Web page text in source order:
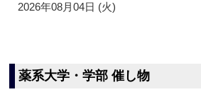
2026年08月04日 (火)
薬系大学・学部 催し物